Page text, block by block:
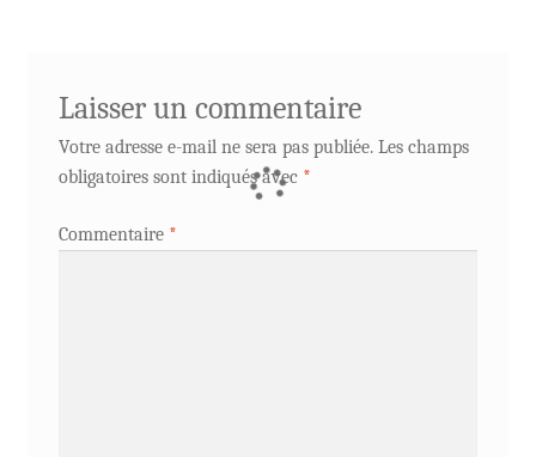
Laisser un commentaire
Votre adresse e-mail ne sera pas publiée. Les champs
obligatoires sont indiqués avec *
Commentaire *